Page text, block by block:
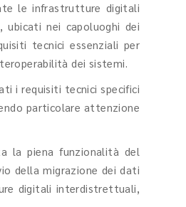
le infrastrutture digitali
nei capoluoghi dei
tecnici essenziali per
dei sistemi.
i requisiti tecnici specifici
particolare attenzione
la piena funzionalità del
della migrazione dei dati
digitali interdistrettuali,